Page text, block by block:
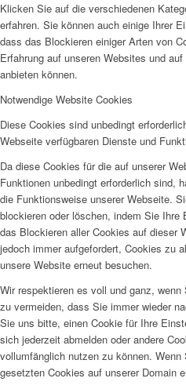
Klicken Sie auf die verschiedenen
erfahren. Sie können auch einige Ihrer
dass das Blockieren einiger Arten von
Erfahrung auf unseren Websites und
anbieten können.
Notwendige Website Cookies
Diese Cookies sind unbedingt
Webseite verfügbaren Dienste und
Da diese Cookies für die auf unserer
Funktionen unbedingt erforderlich sind,
die Funktionsweise unserer Webseite.
blockieren oder löschen, indem Sie Ihre
das Blockieren aller Cookies auf dieser
jedoch immer aufgefordert, Cookies zu
unsere Website erneut besuchen.
Wir respektieren es voll und ganz,
zu vermeiden, dass Sie immer wieder
Sie uns bitte, einen Cookie für Ihre
sich jederzeit abmelden oder andere
vollumfänglich nutzen zu können.
gesetzten Cookies auf unserer Domain